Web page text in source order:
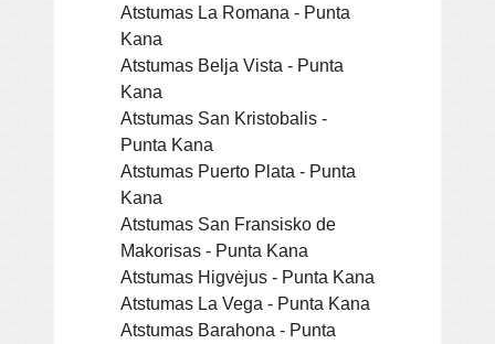
Atstumas La Romana - Punta
Kana
Atstumas Belja Vista - Punta
Kana
Atstumas San Kristobalis -
Punta Kana
Atstumas Puerto Plata - Punta
Kana
Atstumas San Fransisko de
Makorisas - Punta Kana
Atstumas Higvėjus - Punta Kana
Atstumas La Vega - Punta Kana
Atstumas Barahona - Punta